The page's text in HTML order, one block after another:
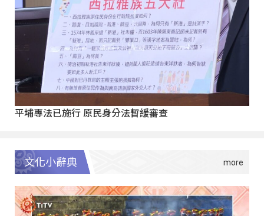
平埔專法已施行 原民身分法暫緩審查
文化小辭典